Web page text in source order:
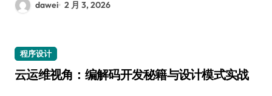
dawei 2 月 3, 2026
程序设计
云运维视角：编解码开发秘籍与设计模式实战